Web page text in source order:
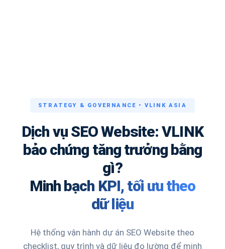
STRATEGY & GOVERNANCE • VLINK ASIA
Dịch vụ SEO Website: VLINK
bảo chứng tăng trưởng bằng
gì?
Minh bạch KPI, tối ưu theo
dữ liệu
Hệ thống vận hành dự án SEO Website theo
checklist, quy trình và dữ liệu đo lường để minh